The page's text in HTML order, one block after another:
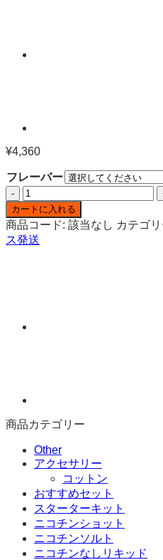
¥4,360
フレーバー
Lost
Mary
×
Hawcos
Pro
ン
用
ポ
ッ
ド
個
カートに入れる
商品コード: 該当なし カテゴ
ス発送
商品カテゴリー
Other
アクセサリー
コットン
おすすめセット
スターターキット
ニコチンショット
ニコチンソルト
ニコチンなしリキッド